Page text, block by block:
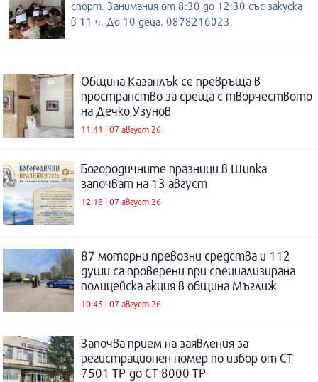
спорт. Занимания от 8:30 до 12:30 със закуска
в 11 ч. До 10 деца. 0878216023.
Община Казанлък се превръща в
пространство за среща с творчеството
на Дечко Узунов
11:41 | 07 август 26
Богородичните празници в Шипка
започват на 13 август
12:18 | 07 август 26
87 моторни превозни средства и 112
души са проверени при специализирана
полицейска акция в община Мъглиж
10:45 | 07 август 26
Започва прием на заявления за
регистрационен номер по избор от СТ
7501 ТР до СТ 8000 ТР